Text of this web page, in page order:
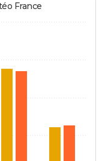
France